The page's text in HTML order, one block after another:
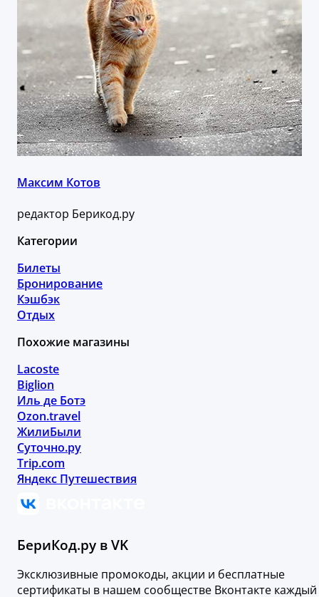
Максим Котов
редактор Берикод.ру
Категории
Билеты
Бронирование
Кэшбэк
Отдых
Похожие магазины
Lacoste
Biglion
Иль де Ботэ
Ozon.travel
ЖилиБыли
Суточно.ру
Trip.com
Яндекс Путешествия
БериКод.ру в VK
Эксклюзивные промокоды, акции и бесплатные
сертификаты в нашем сообществе Вконтакте каждый